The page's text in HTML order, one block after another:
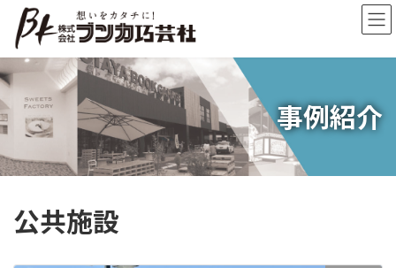
ツ
へ
ス
キ
ッ
プ
シ
ョ
ン
に
移
動
事例紹介
公共施設